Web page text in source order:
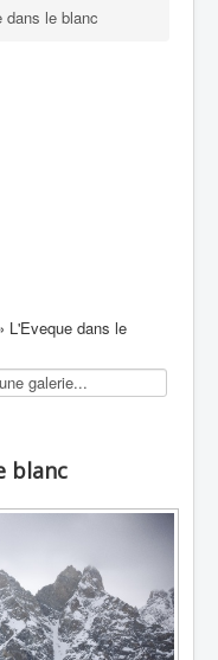
dans le blanc
L'Eveque dans le
blanc